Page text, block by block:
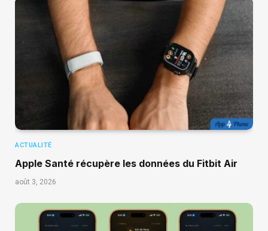
ACTUALITÉ
Apple Santé récupère les données du Fitbit Air
août 3, 2026